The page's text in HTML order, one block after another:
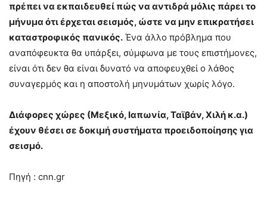
πρέπει να εκπαιδευθεί πώς να αντιδρά μόλις πάρει το
μήνυμα ότι έρχεται σεισμός, ώστε να μην επικρατήσει
καταστροφικός πανικός. Ένα άλλο πρόβλημα που
αναπόφευκτα θα υπάρξει, σύμφωνα με τους επιστήμονες,
είναι ότι δεν θα είναι δυνατό να αποφευχθεί ο λάθος
συναγερμός και η αποστολή μηνυμάτων χωρίς λόγο.
Διάφορες χώρες (Μεξικό, Ιαπωνία, Ταϊβάν, Χιλή κ.α.)
έχουν θέσει σε δοκιμή συστήματα προειδοποίησης για
σεισμό.
Πηγή : cnn.gr